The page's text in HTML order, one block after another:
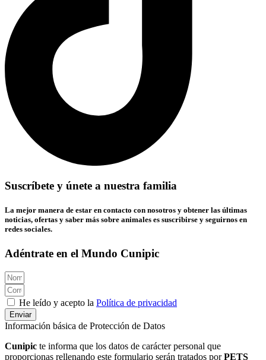
Suscríbete y únete a nuestra familia
La mejor manera de estar en contacto con nosotros y obtener las últimas
noticias, ofertas y saber más sobre animales es suscribirse y seguirnos en
redes sociales.
Adéntrate en el Mundo Cunipic
He leído y acepto la Política de privacidad
Enviar
Información básica de Protección de Datos
Cunipic te informa que los datos de carácter personal que
proporcionas rellenando este formulario serán tratados porPETS